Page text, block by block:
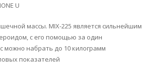
U
массы. MIX-225 является сильнейшим
с его помощью за один
можно набрать до 10 килограмм
показателей